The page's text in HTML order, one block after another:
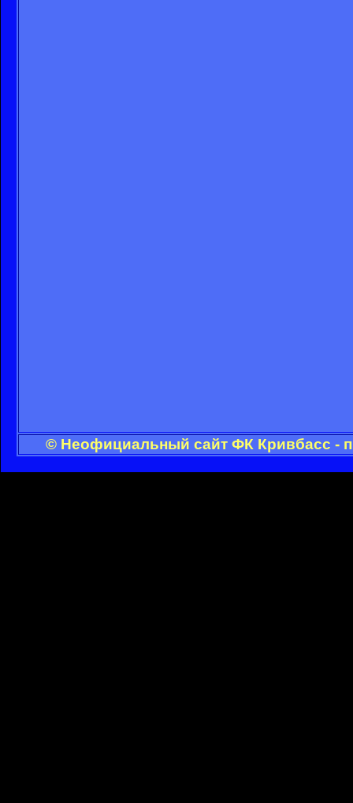
© Неофициальный сайт ФК Кривбасс -